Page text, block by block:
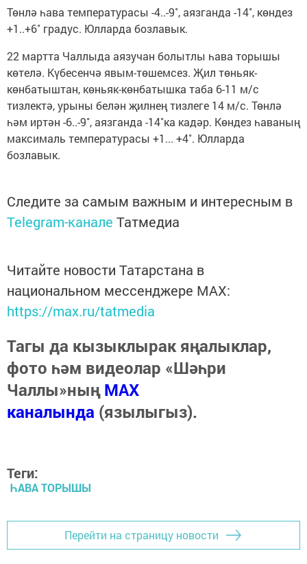
Төнлә һава температурасы -4..-9˚, аязганда -14˚, көндез
+1..+6˚ градус. Юлларда бозлавык.
22 мартта Чаллыда аязучан болытлы һава торышы
көтелә. Күбесенчә явым-төшемсез. Җил төньяк-
көнбатыштан, көньяк-көнбатышка таба 6-11 м/с
тизлектә, урыны белән җилнең тизлеге 14 м/с. Төнлә
һәм иртән -6..-9˚, аязганда -14˚ка кадәр. Көндез һаваның
максималь температурасы +1... +4˚. Юлларда
бозлавык.
Следите за самым важным и интересным в
Telegram-канале Татмедиа
Читайте новости Татарстана в
национальном мессенджере MАХ:
https://max.ru/tatmedia
Тагы да кызыклырак яңалыклар,
фото һәм видеолар «Шәһри
Чаллы»ныңMAX
каналында (язылыгыз).
Теги:
ҺАВА ТОРЫШЫ
Перейти на страницу новости